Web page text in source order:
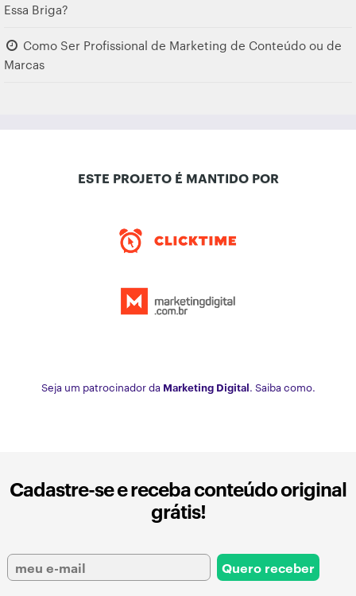
Essa Briga?
Como Ser Profissional de Marketing de Conteúdo ou de
Marcas
ESTE PROJETO É MANTIDO POR
Seja um patrocinador da Marketing Digital. Saiba como.
Cadastre-se e receba conteúdo original
grátis!